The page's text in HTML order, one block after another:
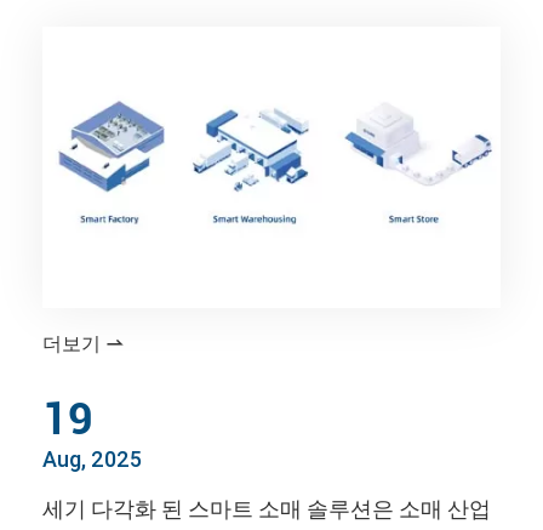
더보기 
19
Aug, 2025
세기 다각화 된 스마트 소매 솔루션은 소매 산업